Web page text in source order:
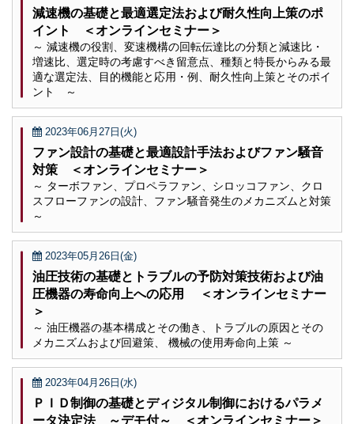
減速機の基礎と最適選定法および耐久性向上策のポ
イント ＜オンラインセミナー＞
～ 減速機の役割、変速機構の回転伝達比の分類と減速比・
増速比、選定時の考慮すべき留意点、種類と特長からみる最
適な選定法、目的機能と応用・例、耐久性向上策とそのポイ
ント ～
2023年06月27日(火)
ファン設計の基礎と最適設計手法およびファン騒音
対策 ＜オンラインセミナー＞
～ ターボファン、プロペラファン、シロッコファン、クロ
スフローファンの設計、ファン騒音発生のメカニズムと対策
～
2023年05月26日(金)
油圧技術の基礎とトラブルの予防対策技術および油
圧機器の寿命向上への応用 ＜オンラインセミナー
＞
～ 油圧機器の基本構成とその働き、トラブルの原因とその
メカニズムおよび回避策、 機械の使用寿命向上策 ～
2023年04月26日(水)
ＰＩＤ制御の基礎とディジタル制御におけるパラメ
ータ決定法 ～デモ付～ ＜オンラインセミナー＞